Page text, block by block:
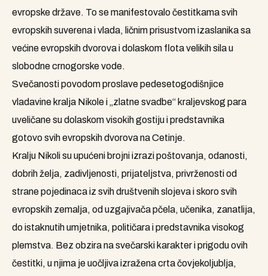
evropske države. To se manifestovalo čestitkama svih
evropskih suverena i vlada, ličnim prisustvom izaslanika sa
većine evropskih dvorova i dolaskom flota velikih sila u
slobodne crnogorske vode.
Svečanosti povodom proslave pedesetogodišnjice
vladavine kralja Nikole i „zlatne svadbe“ kraljevskog para
uveličane su dolaskom visokih gostiju i predstavnika
gotovo svih evropskih dvorova na Cetinje.
Kralju Nikoli su upućeni brojni izrazi poštovanja, odanosti,
dobrih želja, zadivljenosti, prijateljstva, privrženosti od
strane pojedinaca iz svih društvenih slojeva i skoro svih
evropskih zemalja, od uzgajivača pčela, učenika, zanatlija,
do istaknutih umjetnika, političara i predstavnika visokog
plemstva. Bez obzira na svečarski karakter i prigodu ovih
čestitki, u njima je uočljiva izražena crta čovjekoljublja,